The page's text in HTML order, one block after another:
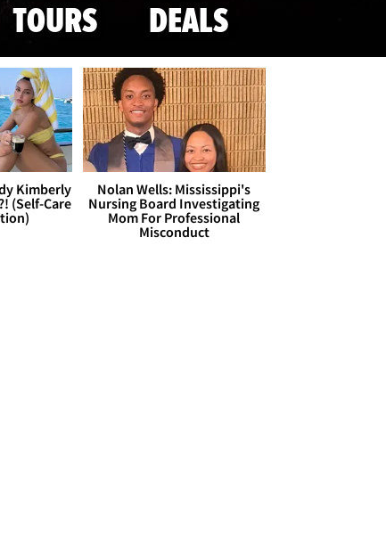
TOURS DEALS
Kimberly
(Self-Care
Nolan Wells: Mississippi's
Nursing Board Investigating
Mom For Professional
Misconduct